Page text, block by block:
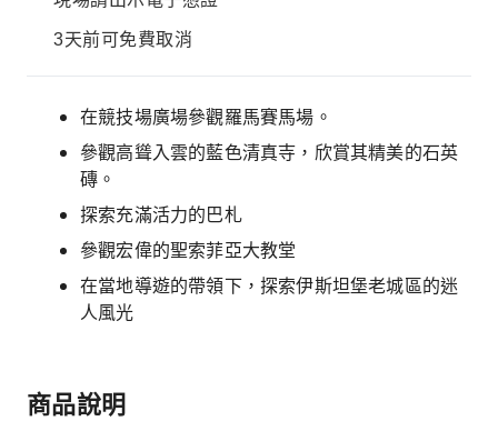
3天前可免費取消
在競技場廣場參觀羅馬賽馬場。
參觀高聳入雲的藍色清真寺，欣賞其精美的石英
磚。
探索充滿活力的巴札
參觀宏偉的聖索菲亞大教堂
在當地導遊的帶領下，探索伊斯坦堡老城區的迷
人風光
商品說明